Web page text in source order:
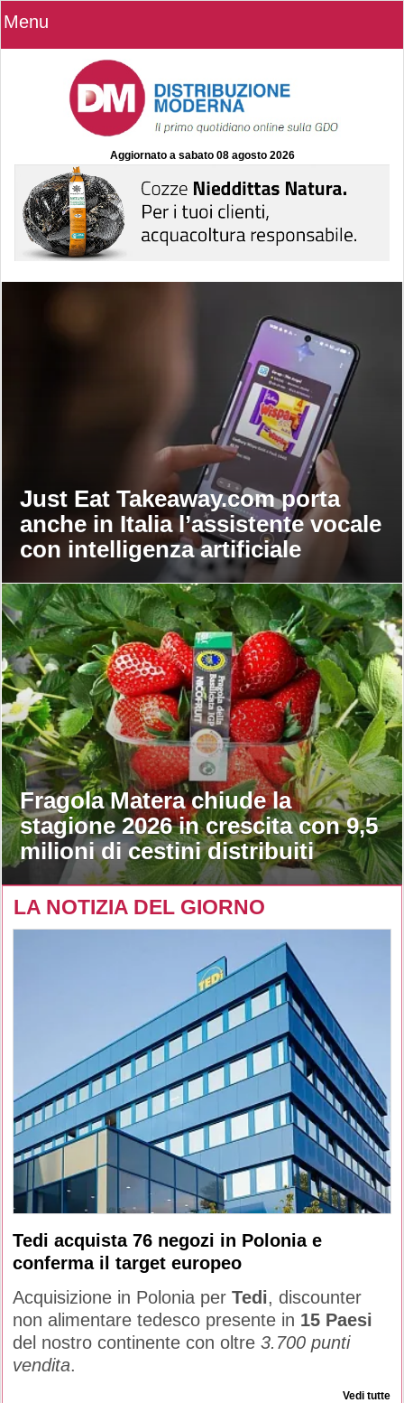
Menu
Aggiornato a sabato 08 agosto 2026
Just Eat Takeaway.com porta
anche in Italia l’assistente vocale
con intelligenza artificiale
Fragola Matera chiude la
stagione 2026 in crescita con 9,5
milioni di cestini distribuiti
LA NOTIZIA DEL GIORNO
Tedi acquista 76 negozi in Polonia e
conferma il target europeo
Acquisizione in Polonia per Tedi, discounter
non alimentare tedesco presente in 15 Paesi
del nostro continente con oltre 3.700 punti
vendita.
Vedi tutte